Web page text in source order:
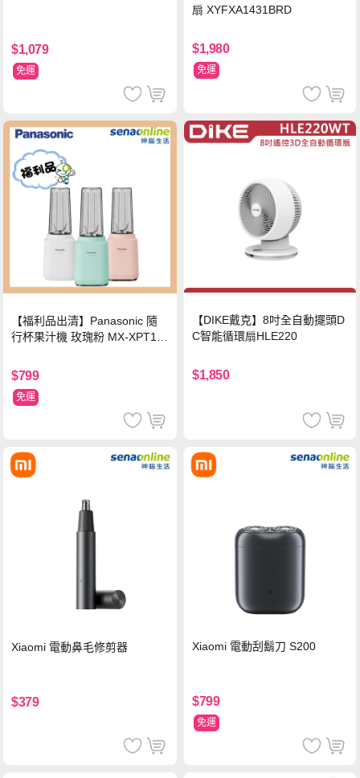
$1,079
免運
扇 XYFXA1431BRD
$1,980
免運
【福利品出清】Panasonic 隨
行杯果汁機 玫瑰粉 MX-XPT10
$799
免運
【DIKE戴克】8吋全自動擺頭D
C智能循環扇HLE220
$1,850
Xiaomi 電動鼻毛修剪器
$379
Xiaomi 電動刮鬍刀 S200
$799
免運